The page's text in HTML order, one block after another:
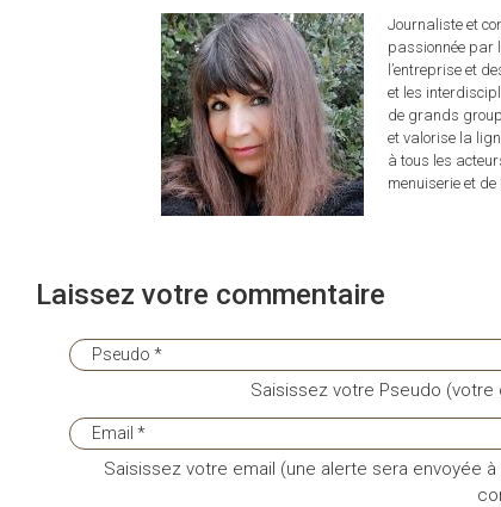
Journaliste et
passionnée par
l’entreprise et
et les
de grands
et valorise la
à tous les
menuiserie et
Laissez votre commentaire
Saisissez votre Pseudo
Saisissez votre email (une alerte sera envoyée